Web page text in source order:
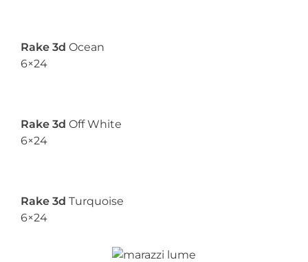
Rake 3d Ocean
6×24
Rake 3d Off White
6×24
Rake 3d Turquoise
6×24